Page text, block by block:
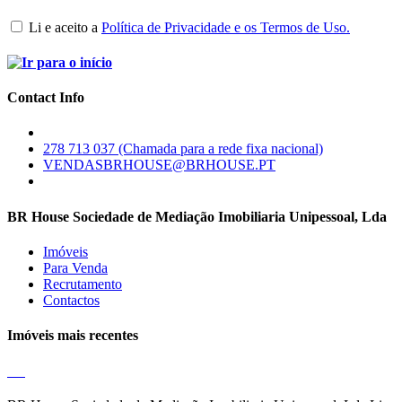
Li e aceito a Política de Privacidade e os Termos de Uso.
Contact Info
278 713 037 (Chamada para a rede fixa nacional)
VENDASBRHOUSE@BRHOUSE.PT
BR House Sociedade de Mediação Imobiliaria Unipessoal, Lda
Imóveis
Para Venda
Recrutamento
Contactos
Imóveis mais recentes